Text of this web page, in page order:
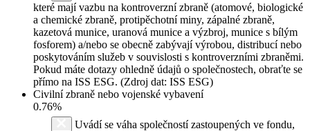
které mají vazbu na kontroverzní zbraně (atomové, biologické
a chemické zbraně, protipěchotní miny, zápalné zbraně,
kazetová munice, uranová munice a výzbroj, munice s bílým
fosforem) a/nebo se obecně zabývají výrobou, distribucí nebo
poskytováním služeb v souvislosti s kontroverzními zbraněmi.
Pokud máte dotazy ohledně údajů o společnostech, obraťte se
přímo na ISS ESG. (Zdroj dat: ISS ESG)
Civilní zbraně nebo vojenské vybavení
0.76%
Uvádí se váha společností zastoupených ve fondu,